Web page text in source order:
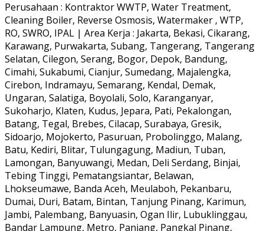
Perusahaan : Kontraktor WWTP, Water Treatment,
Cleaning Boiler, Reverse Osmosis, Watermaker , WTP,
RO, SWRO, IPAL | Area Kerja : Jakarta, Bekasi, Cikarang,
Karawang, Purwakarta, Subang, Tangerang, Tangerang
Selatan, Cilegon, Serang, Bogor, Depok, Bandung,
Cimahi, Sukabumi, Cianjur, Sumedang, Majalengka,
Cirebon, Indramayu, Semarang, Kendal, Demak,
Ungaran, Salatiga, Boyolali, Solo, Karanganyar,
Sukoharjo, Klaten, Kudus, Jepara, Pati, Pekalongan,
Batang, Tegal, Brebes, Cilacap, Surabaya, Gresik,
Sidoarjo, Mojokerto, Pasuruan, Probolinggo, Malang,
Batu, Kediri, Blitar, Tulungagung, Madiun, Tuban,
Lamongan, Banyuwangi, Medan, Deli Serdang, Binjai,
Tebing Tinggi, Pematangsiantar, Belawan,
Lhokseumawe, Banda Aceh, Meulaboh, Pekanbaru,
Dumai, Duri, Batam, Bintan, Tanjung Pinang, Karimun,
Jambi, Palembang, Banyuasin, Ogan Ilir, Lubuklinggau,
Bandar Lampung, Metro, Panjang, Pangkal Pinang,